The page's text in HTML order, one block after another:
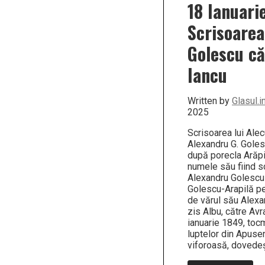
18
Golescu
Iancu
Written by
2025
Scrisoarea lui
Alexandru G.
după porecla
numele său fiind
Alexandru
Golescu-Arapilă
de vărul său
zis Albu, către
ianuarie 1849,
luptelor din
viforoasă,